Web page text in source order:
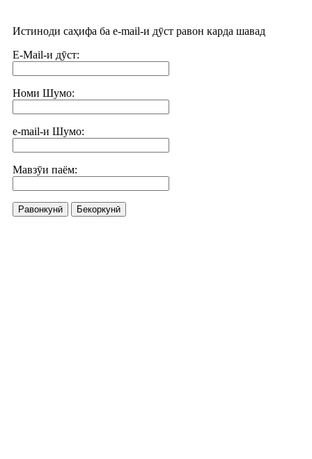
Истиноди саҳифа ба e-mail-и дӯст равон карда шавад
E-Mail-и дӯст:
Номи Шумо:
e-mail-и Шумо:
Мавзӯи паём:
Равонкунӣ Бекоркунӣ